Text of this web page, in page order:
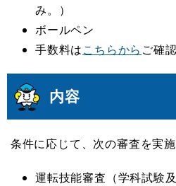
み。）
ボールペン
手数料はこちらから ご確
内容
条件に応じて、次の審査を実施
運転技能審査（学科試験